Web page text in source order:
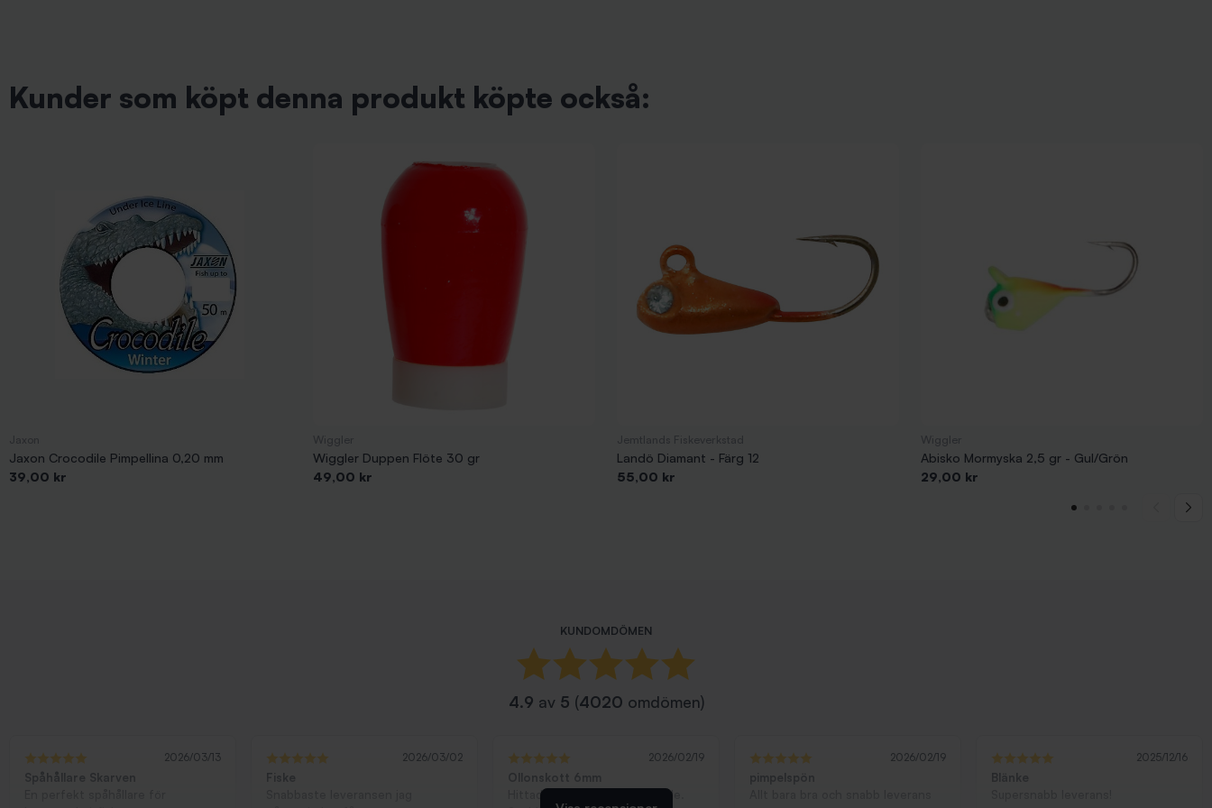
Kunder som köpt denna produkt köpte också:
Jaxon Crocodile Pimpellina 0,20 mm
Pris
39,00 kr
Wiggler Duppen Flöte 30 gr
Pris
49,00 kr
Landö Diamant - Färg 12
Pris
55,00 kr
Abisko Mormyska 2,5 gr - Gul/Grön
Pris
29,00 kr
KUNDOMDÖMEN
4.9 av 5 (4020 omdömen)
2026/03/13
Spåhållare Skarven
2026/03/02
Fiske
2026/02/19
Ollonskott 6mm
Hittade exakt vad jag behövde.
2026/02/19
pimpelspön
2025/12/16
Blänke